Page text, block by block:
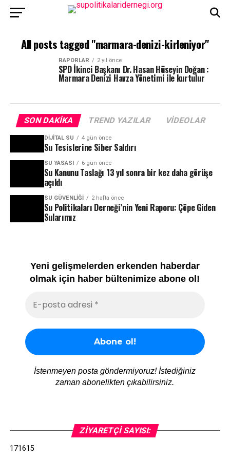
All posts tagged "marmara-denizi-kirleniyor"
RAPORLAR 2 yıl önce
SPD İkinci Başkanı Dr. Hasan Hüseyin Doğan :
Marmara Denizi Havza Yönetimi ile kurtulur
SON DAKIKA TREND YAZILAR VIDEOLAR
DIJITAL SU 4 gün önce
Su Tesislerine Siber Saldırı
SU YASASI 6 gün önce
Su Kanunu Taslağı 13 yıl sonra bir kez daha görüşe
açıldı
SU GÜVENLIĞI 2 hafta önce
Su Politikaları Derneği’nin Yeni Raporu: Çöpe Giden
Sularımız
Yeni gelişmelerden erkenden haberdar
olmak için haber bültenimize abone ol!
İstenmeyen posta göndermiyoruz! İstediğiniz
zaman abonelikten çıkabilirsiniz.
ZIYARETÇI SAYISI:
171615